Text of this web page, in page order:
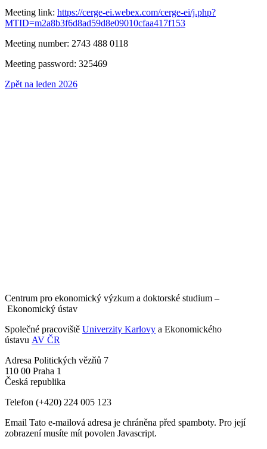
Meeting link: https://cerge-ei.webex.com/cerge-ei/j.php?
MTID=m2a8b3f6d8ad59d8e09010cfaa417f153
Meeting number: 2743 488 0118
Meeting password: 325469
Zpět na leden 2026
Centrum pro ekonomický výzkum a doktorské studium –
Ekonomický ústav
Společné pracoviště Univerzity Karlovy a Ekonomického
ústavu AV ČR
Adresa Politických vězňů 7
110 00 Praha 1
Česká republika
Telefon (+420) 224 005 123
Email Tato e-mailová adresa je chráněna před spamboty. Pro její
zobrazení musíte mít povolen Javascript.